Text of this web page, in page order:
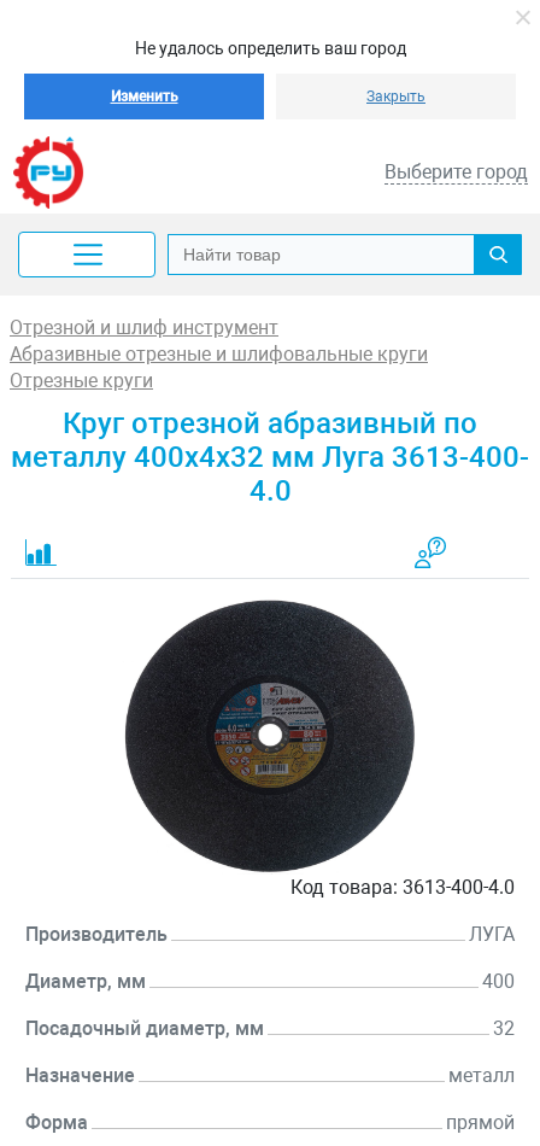
Не удалось определить ваш город
Изменить Закрыть
Выберите город
Отрезной и шлиф инструмент
Абразивные отрезные и шлифовальные круги
Отрезные круги
Круг отрезной абразивный по
металлу 400x4x32 мм Луга 3613-400-
4.0
Код товара: 3613-400-4.0
Производитель ЛУГА
Диаметр, мм 400
Посадочный диаметр, мм 32
Назначение металл
Форма прямой